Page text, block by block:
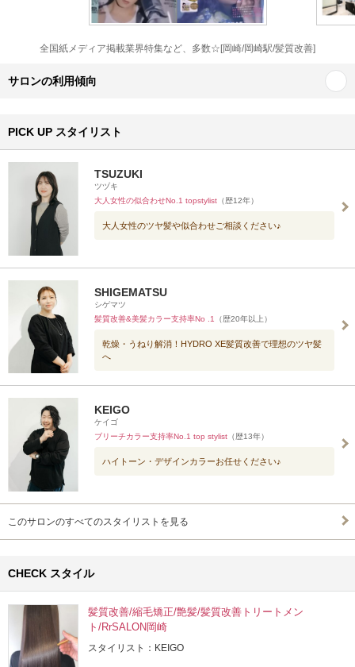
全国紙メディア掲載業界特集など、多数☆[岡崎/岡崎駅/髪質改善]
サロンの利用傾向
PICK UP スタイリスト
TSUZUKI
ツヅキ
大人女性の似合わせNo.1 topstylist （歴12年）
大人女性のツヤ髪や似合わせご相談ください♪
SHIGEMATSU
シゲマツ
髪質改善&美髪カラー支持率No .1
（歴20年以上）
乾燥・うねり解消！HYDRO XE髪質改善で理想のツヤ髪
へ
KEIGO
ケイゴ
ブリーチカラー支持率No.1 top stylist （歴13年）
ハイトーン・デザインカラーお任せください♪
このサロンのすべてのスタイリストを見る
CHECK スタイル
髪質改善/縮毛矯正/艶髪/髪質改善トリートメン
ト/RrSALON岡崎
スタイリスト：KEIGO